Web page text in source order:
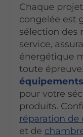
Chaque
congelée est
sélection des
service,
énergétique
toute épreuve.
pour votre
produits.
réparation
et de